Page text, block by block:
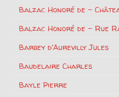
Balzac Honoré de –
Balzac Honoré de – Rue
Barbey d'Aurevilly Jules
Baudelaire Charles
Bayle Pierre